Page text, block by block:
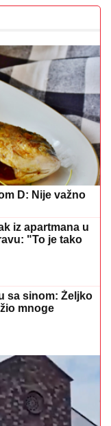
D: Nije važno
iz apartmana u
"To je tako
sa sinom: Željko
mnoge